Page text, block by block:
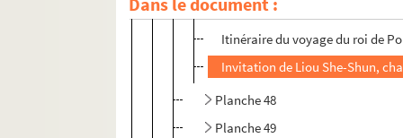
Programme du voyage du roi
Itinéraire du voyage du roi de
Invitation de Liou She-Shun,
Planche 48
Planche 49